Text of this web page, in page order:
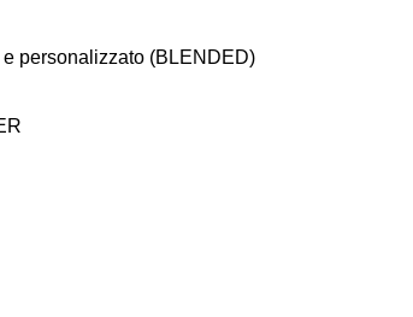
personalizzato (BLENDED)